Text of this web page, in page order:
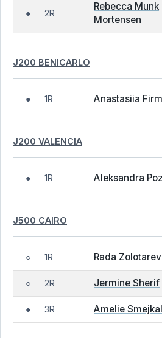
● 2R
Rebecca Munk
Mortensen
J200 BENICARLO
● 1R Anastasiia
J200 VALENCIA
● 1R Aleksandra
J500 CAIRO
○ 1R Rada
○ 2R Jermine Sherif
● 3R Amelie